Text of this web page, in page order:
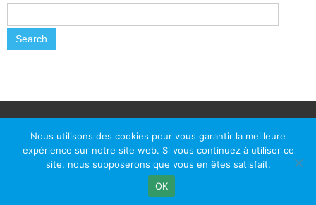
Mairie du Passage d'Agen, BP 7, place du Général de Gaulle, 47520
Le Passage d'Agen - Téléphone: +33 5 53 77 18 77
Nous utilisons des cookies pour vous garantir la meilleure
expérience sur notre site web. Si vous continuez à utiliser ce
site, nous supposerons que vous en êtes satisfait.
OK